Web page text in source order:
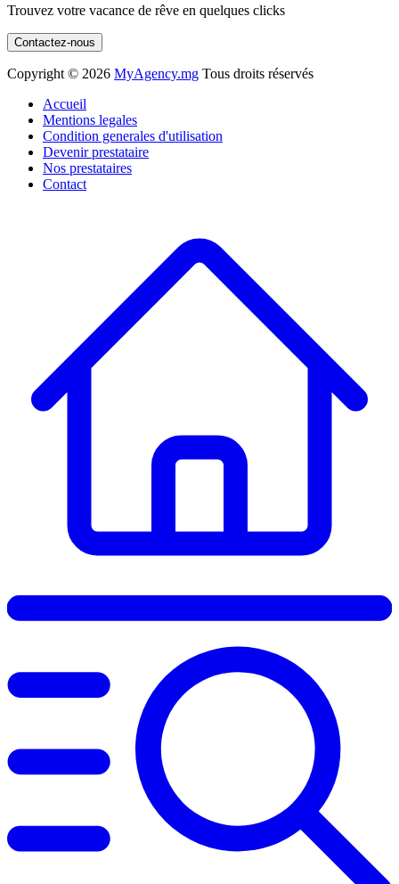
Trouvez votre vacance de rêve en quelques clicks
Contactez-nous
Copyright © 2026 MyAgency.mg Tous droits réservés
Accueil
Mentions legales
Condition generales d'utilisation
Devenir prestataire
Nos prestataires
Contact